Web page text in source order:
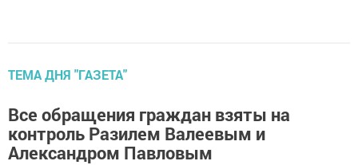
ТЕМА ДНЯ "ГАЗЕТА"
Все обращения граждан взяты на
контроль Разилем Валеевым и
Александром Павловым